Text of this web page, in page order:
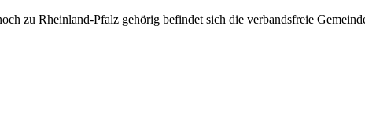
zu Rheinland-Pfalz gehörig befindet sich die verbandsfreie